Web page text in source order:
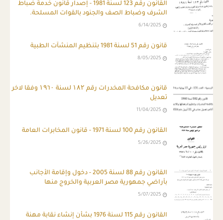
ِالقانون رقم 123 لسنة 1981 - إصدار قانون خدمة ضباط
الشرف وضباط الصف والجنود بالقوات المسلحة.
6/14/2025
قانون رقم 51 لسنة 1981 بتنظيم المنشآت الطبية
8/05/2025
قانون مكافحة المخدرات رقم ۱۸۲ لسنة ۱۹٦۰ وفقا لاخر
تعديل
11/04/2025
القانون رقم 100 لسنة 1971 - قانون المخابرات العامة
5/26/2025
القانون رقم 88 لسنة 2005 - دخول وإقامة الأجانب
بأراضي جمهورية مصر العربية والخروج منها
5/07/2025
القانون رقم 115 لسنة 1976 بشأن إنشاء نقابة مهنة